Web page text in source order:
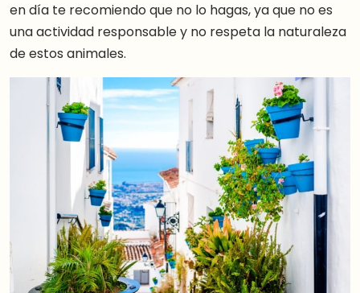
en día te recomiendo que no lo hagas, ya que no es
una actividad responsable y no respeta la naturaleza
de estos animales.